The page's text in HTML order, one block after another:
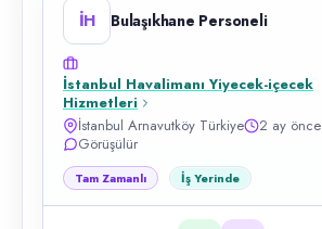
İH Bulaşıkhane Personeli
İstanbul Havalimanı Yiyecek-içecek
Hizmetleri
İstanbul Arnavutköy Türkiye
2 ay önce
Görüşülür
Tam Zamanlı İş Yerinde